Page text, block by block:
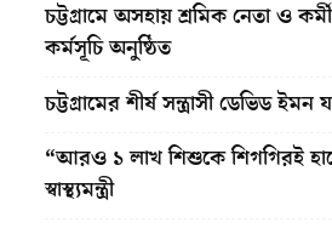
চট্টগ্রামে অসহায় শ্রমিক নেতা ও
কর্মসূচি অনুষ্ঠিত
চট্টগ্রামের শীর্ষ সন্ত্রাসী ডেভিড
“আরও ১ লাখ শিশুকে শিগগিরই
স্বাস্থ্যমন্ত্রী